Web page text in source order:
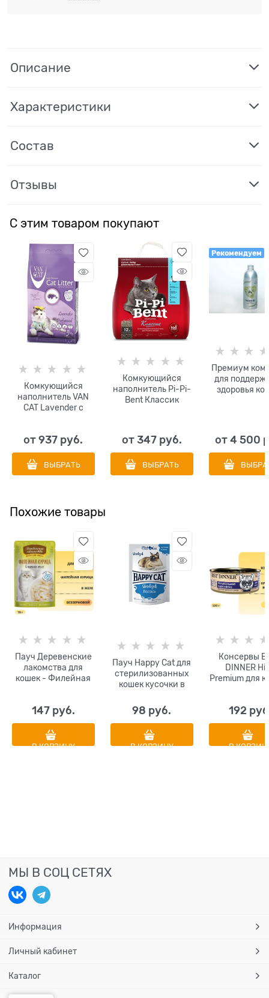
Описание
Характеристики
Состав
Отзывы
С этим товаром покупают
Комкующийся
наполнитель VAN
CAT Lavender с
от937 руб.
ВЫБРАТЬ
Комкующийся
наполнитель Pi-Pi-
Bent Классик
от 347 руб.
ВЫБРАТЬ
Рекомендуем
Премиум
для
здоровья
O2Pets Oil
от 4 500
Похожие товары
Пауч Деревенские
лакомства для
кошек - Филейная
147 руб.
В КОРЗИНУ
Пауч Happy Cat для
стерилизованных
кошек кусочки в
98 руб.
В КОРЗИНУ
Консервы
DINNER
Premium для
192
В
МЫ В СОЦ СЕТЯХ
Информация
Личный кабинет
Каталог